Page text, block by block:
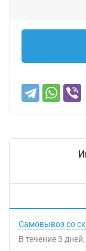
Самовывоз со
В течение3 дней